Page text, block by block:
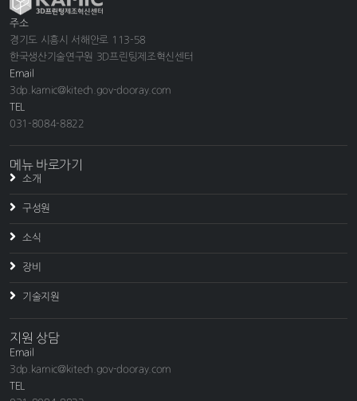
주소
경기도 시흥시 서해안로 113-58
한국생산기술연구원 3D프린팅제조혁신센터
Email
3dp.kamic@kitech.gov-dooray.com
TEL
031-8084-8822
메뉴 바로가기
소개
구성원
소식
장비
기술지원
지원 상담
Email
3dp.kamic@kitech.gov-dooray.com
TEL